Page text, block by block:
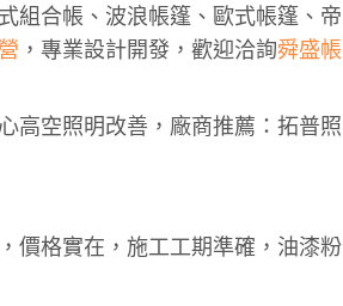
組合帳、波浪帳篷、歐式帳篷、帝
，專業設計開發，歡迎洽詢舜盛帳
高空照明改善，廠商推薦：拓普照
價格實在，施工工期準確，油漆粉